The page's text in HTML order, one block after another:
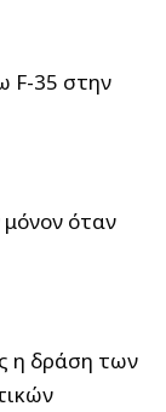
F-35 στην
μόνον όταν
η δράση των